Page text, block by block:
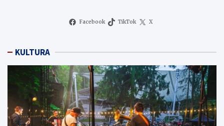
Facebook TikTok X
KULTURA